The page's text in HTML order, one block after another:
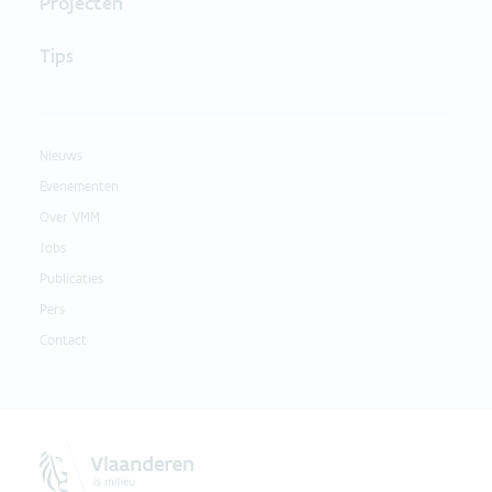
Tips
Nieuws
Evenementen
Over VMM
Jobs
Publicaties
Pers
Contact